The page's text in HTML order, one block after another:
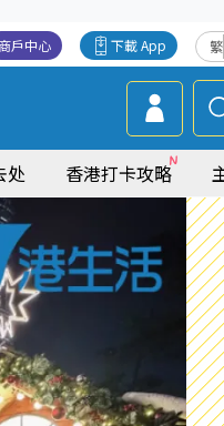
繁
下載 App
商戶中心
处 香港打卡攻略